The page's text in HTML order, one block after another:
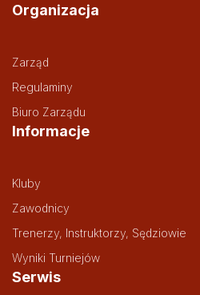
Organizacja
Zarząd
Regulaminy
Biuro Zarządu
Informacje
Kluby
Zawodnicy
Trenerzy, Instruktorzy, Sędziowie
Wyniki Turniejów
Serwis